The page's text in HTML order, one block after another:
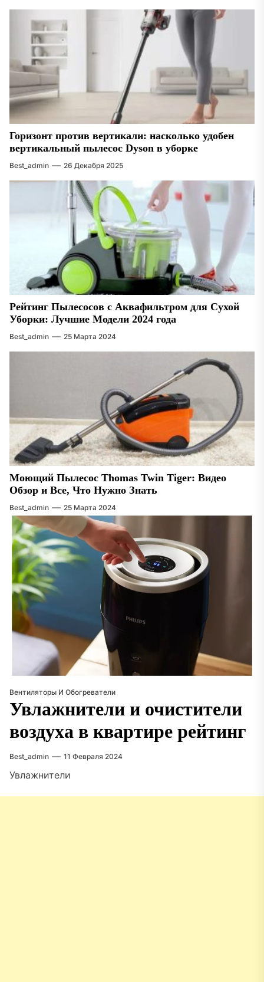
Горизонт против вертикали: насколько удобен
вертикальный пылесос Dyson в уборке
Best_admin 26 Декабря 2025
Рейтинг Пылесосов с Аквафильтром для Сухой
Уборки: Лучшие Модели 2024 года
Best_admin 25 Марта 2024
Моющий Пылесос Thomas Twin Tiger: Видео
Обзор и Все, Что Нужно Знать
Best_admin 25 Марта 2024
Вентиляторы И Обогреватели
Увлажнители и очистители
воздуха в квартире рейтинг
Best_admin 11 Февраля 2024
Увлажнители